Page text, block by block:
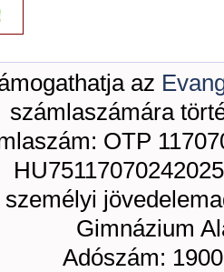
az
számlaszámára
OTP
Gimnázium
Adószám: